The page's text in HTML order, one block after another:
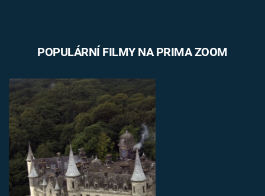
POPULÁRNÍ FILMY NA PRIMA ZOOM